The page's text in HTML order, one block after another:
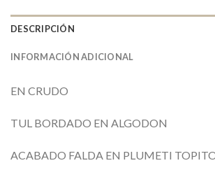
DESCRIPCIÓN
INFORMACIÓN ADICIONAL
EN CRUDO
TUL BORDADO EN ALGODON
ACABADO FALDA EN PLUMETI